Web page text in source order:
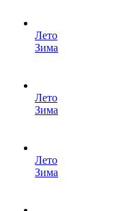
Лето
Зима
Лето
Зима
Лето
Зима